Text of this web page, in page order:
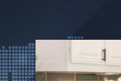
inhoud